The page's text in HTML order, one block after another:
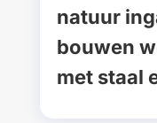
natuur
bouwen
met staal